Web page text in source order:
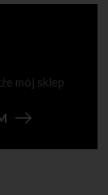
mój sklep